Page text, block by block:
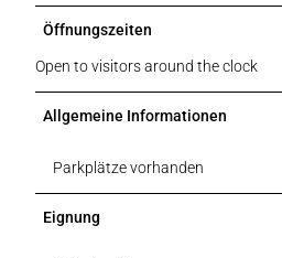
Öffnungszeiten
Open to visitors around the clock
Allgemeine Informationen
Parkplätze vorhanden
Eignung